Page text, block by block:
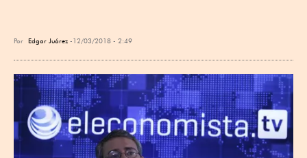
Por Edgar Juárez 12/03/2018 - 2:49